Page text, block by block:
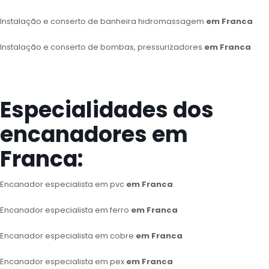
Instalação e conserto de banheira hidromassagem em Franca
Instalação e conserto de bombas, pressurizadores em Franca
Especialidades dos
encanadores em
Franca:
Encanador especialista em pvc em Franca
Encanador especialista em ferro em Franca
Encanador especialista em cobre em Franca
Encanador especialista em pex em Franca